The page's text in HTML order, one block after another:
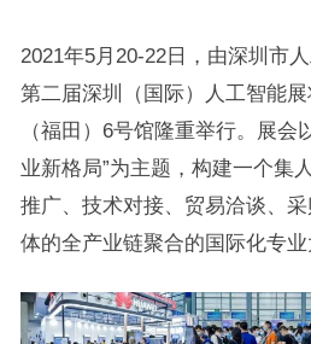
2021年5月20-22日，由深圳市
第二届深圳（国际）人工智能
（福田）6号馆隆重举行。展会
业新格局”为主题，构建一个集
推广、技术对接、贸易洽谈、
体的全产业链聚合的国际化专业